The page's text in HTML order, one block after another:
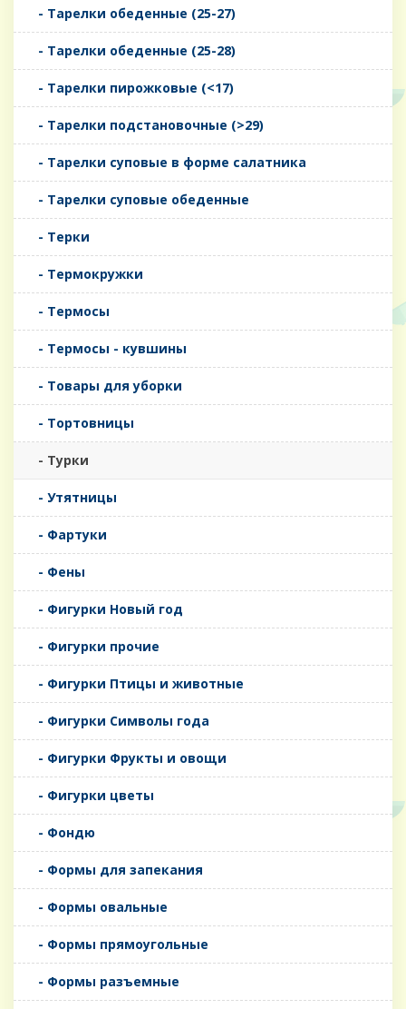
- Тарелки обеденные (25-27)
- Тарелки обеденные (25-28)
- Тарелки пирожковые (<17)
- Тарелки подстановочные (>29)
- Тарелки суповые в форме салатника
- Тарелки суповые обеденные
- Терки
- Термокружки
- Термосы
- Термосы - кувшины
- Товары для уборки
- Тортовницы
- Турки
- Утятницы
- Фартуки
- Фены
- Фигурки Новый год
- Фигурки прочие
- Фигурки Птицы и животные
- Фигурки Символы года
- Фигурки Фрукты и овощи
- Фигурки цветы
- Фондю
- Формы для запекания
- Формы овальные
- Формы прямоугольные
- Формы разъемные